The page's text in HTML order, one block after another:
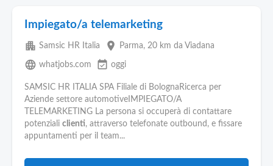
Impiegato/a telemarketing
apartment Samsic HR Italia place Parma, 20 km da Viadana
language whatjobs.com event_available oggi
SAMSIC HR ITALIA SPA Filiale di BolognaRicerca per
Aziende settore automotiveIMPIEGATO/A
TELEMARKETING La persona si occuperà di contattare
potenziali clienti, attraverso telefonate outbound, e fissare
appuntamenti per il team...